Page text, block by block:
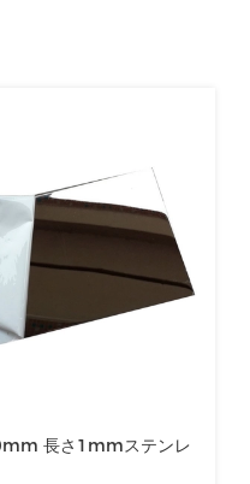
長さ1mmステンレ